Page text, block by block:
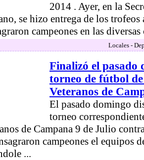
2014 . Ayer, en la
se hizo entrega de los trofeos
campeones en las
Locales -
Finalizó el pasado
torneo de fútbol
Veteranos de
El pasado domingo
torneo
de Campana 9 de Julio
campeones el equipos
...